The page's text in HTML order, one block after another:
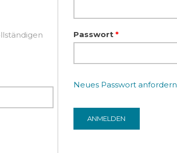
Passwort *
Neues Passwort anfordern